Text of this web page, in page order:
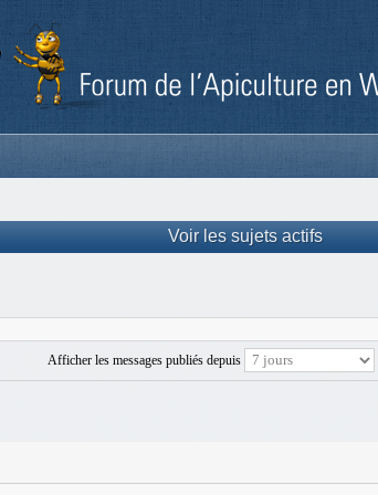
Voir les sujets actifs
Afficher les messages publiés depuis